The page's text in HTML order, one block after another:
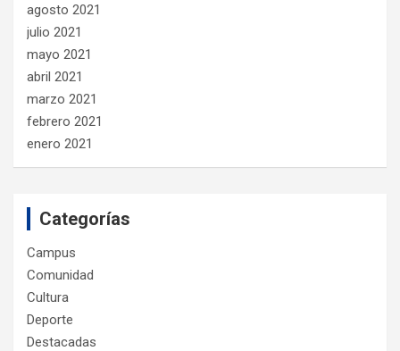
agosto 2021
julio 2021
mayo 2021
abril 2021
marzo 2021
febrero 2021
enero 2021
Categorías
Campus
Comunidad
Cultura
Deporte
Destacadas